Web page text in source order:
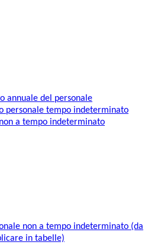
annuale del personale
personale tempo indeterminato
a tempo indeterminato
non a tempo indeterminato (da
in tabelle)